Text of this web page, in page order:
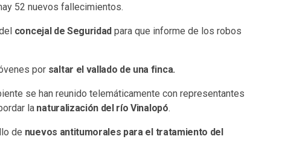
52 nuevos fallecimientos.
concejal de Seguridad para que informe de los robos
por saltar el vallado de una finca.
se han reunido telemáticamente con representantes
lanaturalización del río Vinalopó.
de nuevos antitumorales para el tratamiento del